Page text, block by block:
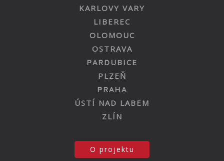
KARLOVY VARY
LIBEREC
OLOMOUC
OSTRAVA
PARDUBICE
PLZEŇ
PRAHA
ÚSTÍ NAD LABEM
ZLÍN
O projektu